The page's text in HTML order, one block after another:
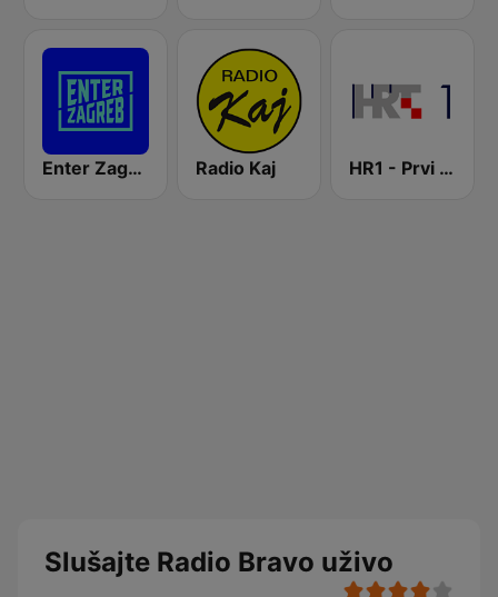
Enter Zagreb Radio Kaj HR1 - Prvi program
Slušajte Radio Bravo uživo